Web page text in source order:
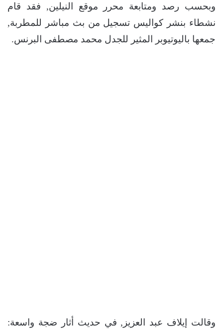
وبحسب رصد ومتابعة محرر موقع النيلين, فقد قام
نشطاء بنشر كواليس تسجيل من بث مباشر للمطربة,
جمعها باليوتيوبر المثير للجدل محمد مصطفى البرنس.
وقالت إيلاف عبد العزيز, في حديث أثار ضجة واسعة: